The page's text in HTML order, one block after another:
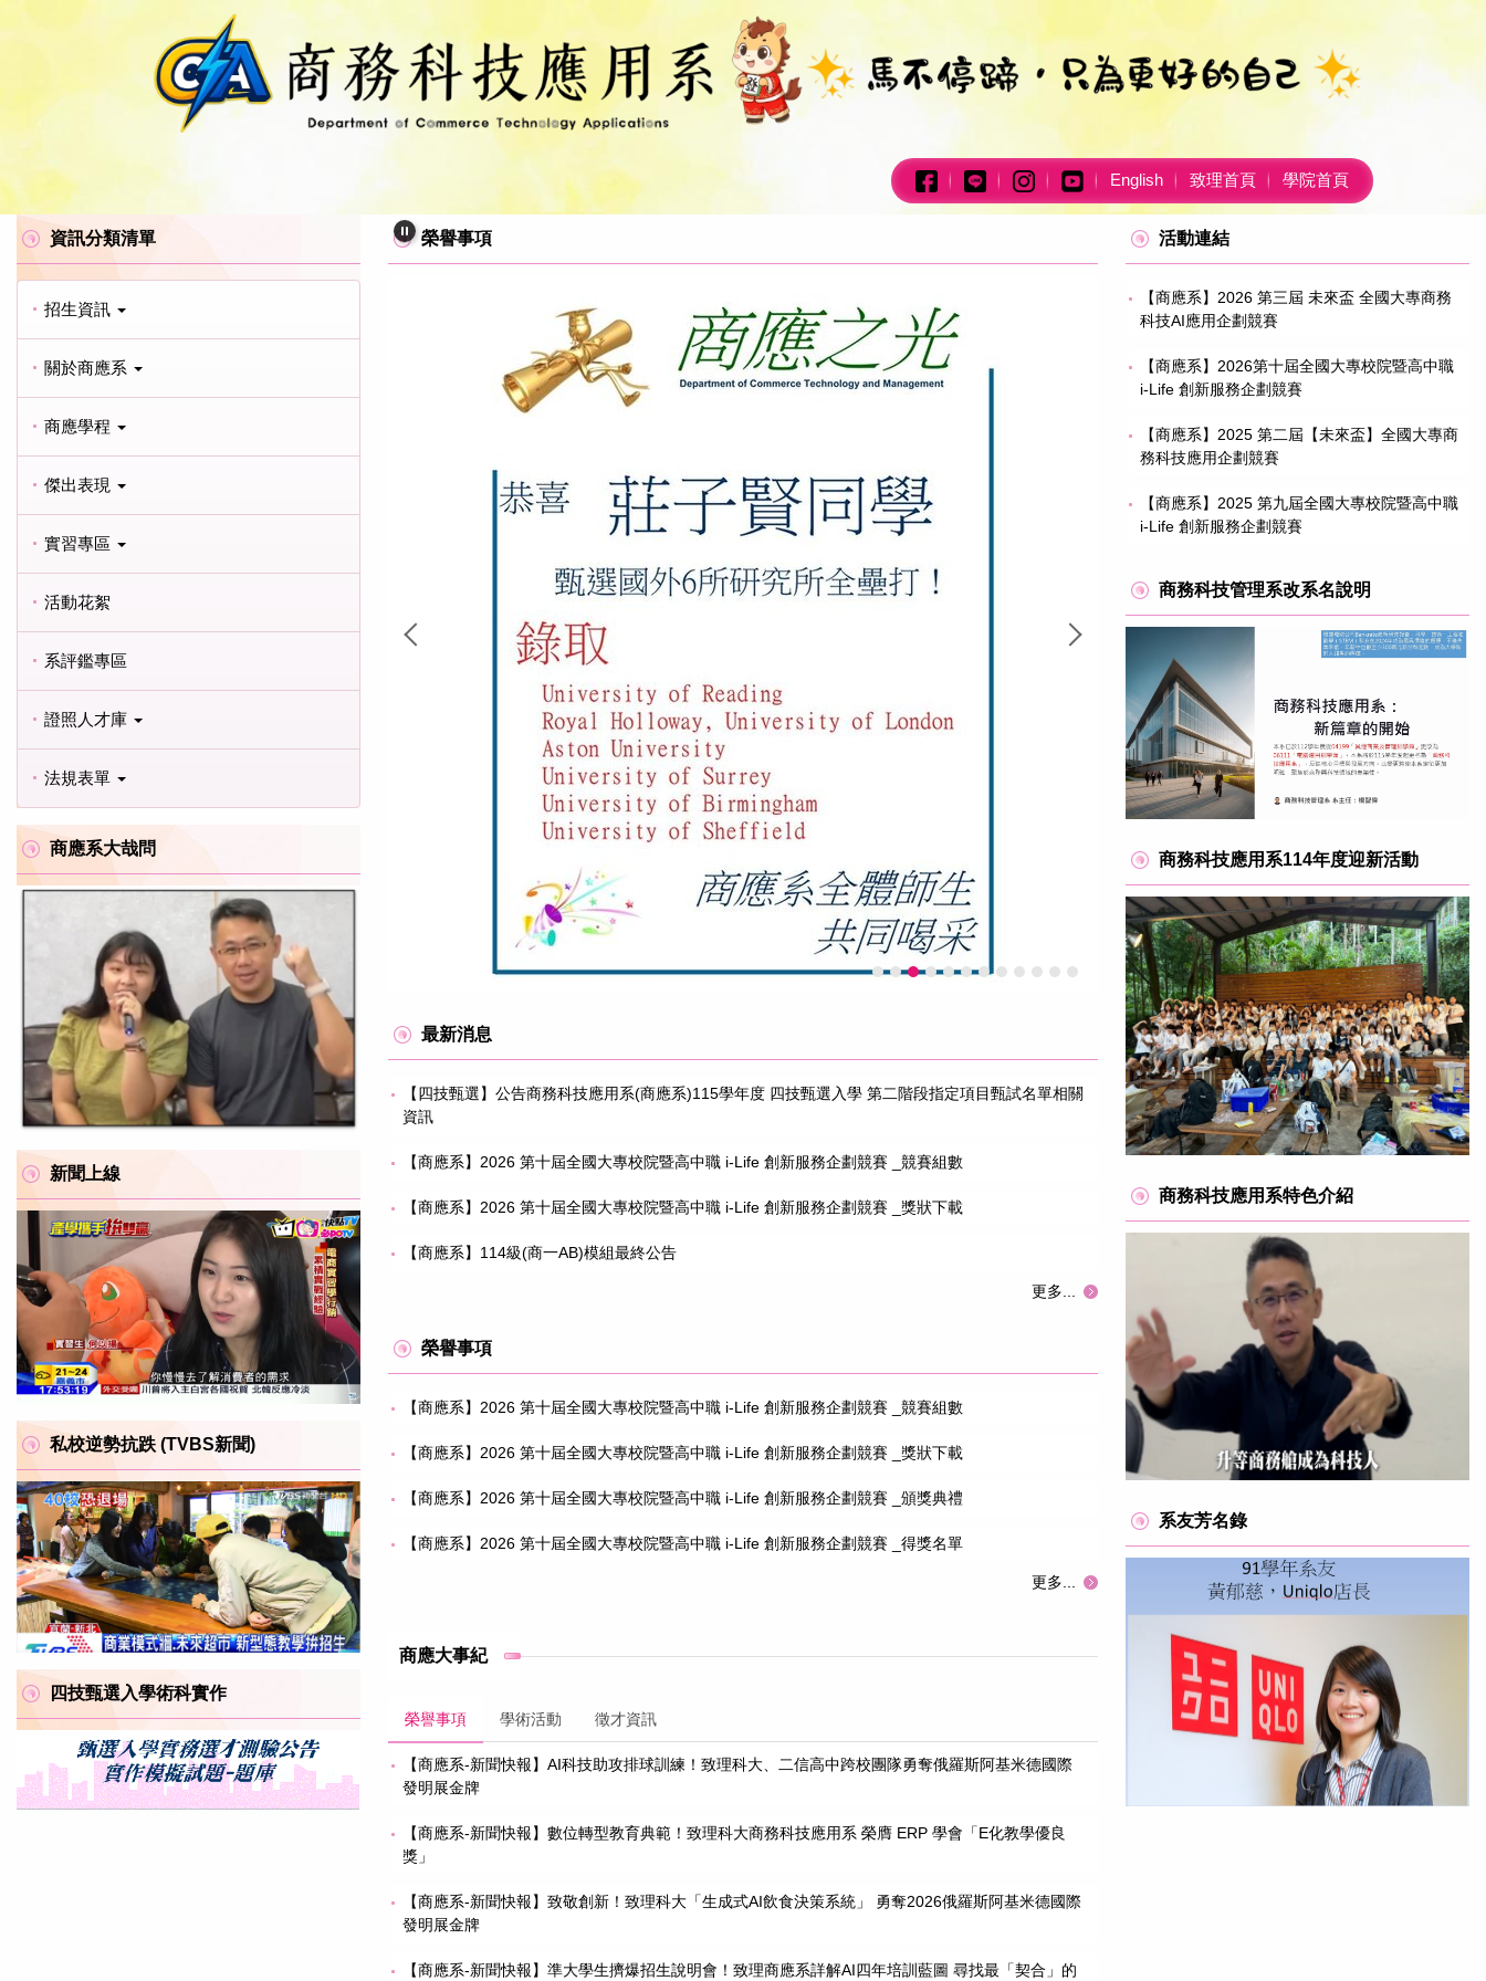
English 致理首頁 學院首頁
資訊分類清單
招生資訊
關於商應系
商應學程
傑出表現
實習專區
活動花絮
系評鑑專區
證照人才庫
法規表單
商應系大哉問
新聞上線
私校逆勢抗跌 (TVBS新聞)
四技甄選入學術科實作
榮譽事項
最新消息
【四技甄選】公告商務科技應用系(商應系)115學年度 四技甄選入學 第二階段指定項目甄試名單相關
資訊
【商應系】2026 第十屆全國大專校院暨高中職 i-Life 創新服務企劃競賽 _競賽組數
【商應系】2026 第十屆全國大專校院暨高中職 i-Life 創新服務企劃競賽 _獎狀下載
【商應系】114級(商一AB)模組最終公告
更多...
榮譽事項
【商應系】2026 第十屆全國大專校院暨高中職 i-Life 創新服務企劃競賽 _競賽組數
【商應系】2026 第十屆全國大專校院暨高中職 i-Life 創新服務企劃競賽 _獎狀下載
【商應系】2026 第十屆全國大專校院暨高中職 i-Life 創新服務企劃競賽 _頒獎典禮
【商應系】2026 第十屆全國大專校院暨高中職 i-Life 創新服務企劃競賽 _得獎名單
更多...
商應大事紀
榮譽事項 學術活動 徵才資訊
【商應系-新聞快報】AI科技助攻排球訓練！致理科大、二信高中跨校團隊勇奪俄羅斯阿基米德國際
發明展金牌
【商應系-新聞快報】數位轉型教育典範！致理科大商務科技應用系 榮膺 ERP 學會「E化教學優良
獎」
【商應系-新聞快報】致敬創新！致理科大「生成式AI飲食決策系統」 勇奪2026俄羅斯阿基米德國際
發明展金牌
【商應系-新聞快報】準大學生擠爆招生說明會！致理商應系詳解AI四年培訓藍圖 尋找最「契合」的
活動連結
【商應系】2026 第三屆 未來盃 全國大專商務
科技AI應用企劃競賽
【商應系】2026第十屆全國大專校院暨高中職
i-Life 創新服務企劃競賽
【商應系】2025 第二屆【未來盃】全國大專商
務科技應用企劃競賽
【商應系】2025 第九屆全國大專校院暨高中職
i-Life 創新服務企劃競賽
商務科技管理系改系名說明
商務科技應用系114年度迎新活動
商務科技應用系特色介紹
系友芳名錄